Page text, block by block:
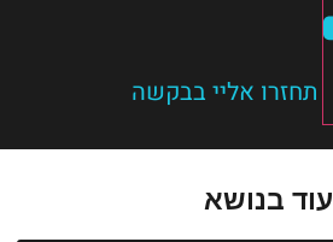
תחזרו אליי בבקשה
עוד בנושא